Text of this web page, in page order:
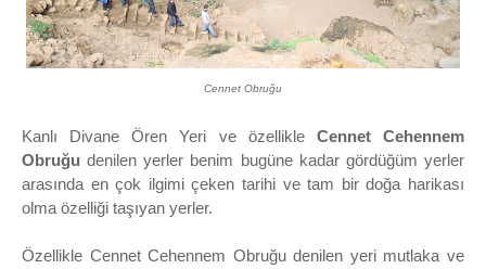
Cennet Obruğu
Kanlı Divane Ören Yeri ve özellikle Cennet Cehennem
Obruğu denilen yerler benim bugüne kadar gördüğüm yerler
arasında en çok ilgimi çeken tarihi ve tam bir doğa harikası
olma özelliği taşıyan yerler.
Özellikle Cennet Cehennem Obruğu denilen yeri mutlaka ve